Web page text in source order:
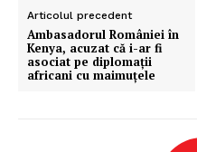
Articolul precedent
Ambasadorul României în
Kenya, acuzat că i-ar fi
asociat pe diplomații
africani cu maimuțele